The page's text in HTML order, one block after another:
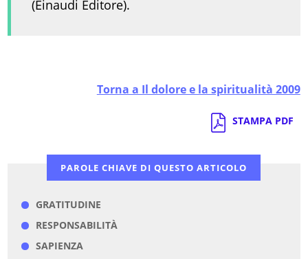
(Einaudi Editore).
Torna a Il dolore e la spiritualità 2009
STAMPA PDF
PAROLE CHIAVE DI QUESTO ARTICOLO
GRATITUDINE
RESPONSABILITÀ
SAPIENZA